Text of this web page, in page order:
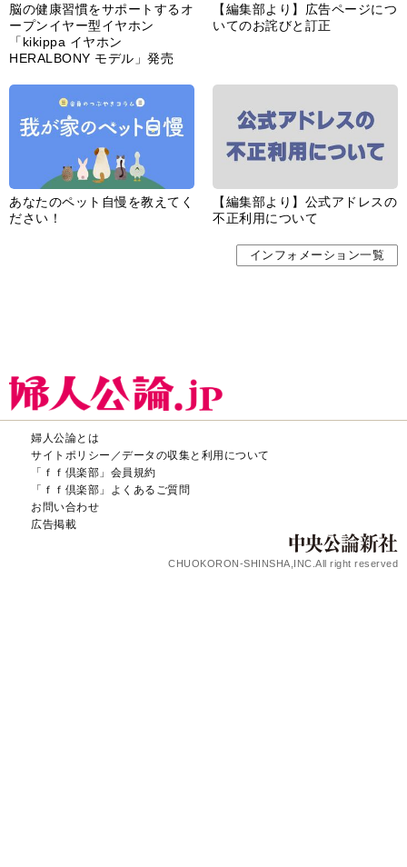
脳の健康習慣をサポートするオ
ープンイヤー型イヤホン
「kikippa イヤホン
HERALBONY モデル」発売
【編集部より】広告ページにつ
いてのお詫びと訂正
あなたのペット自慢を教えてく
ださい！
【編集部より】公式アドレスの
不正利用について
インフォメーション一覧
婦人公論とは
サイトポリシー／データの収集と利用について
「ｆｆ倶楽部」会員規約
「ｆｆ倶楽部」よくあるご質問
お問い合わせ
広告掲載
CHUOKORON-SHINSHA,INC.All right reserved